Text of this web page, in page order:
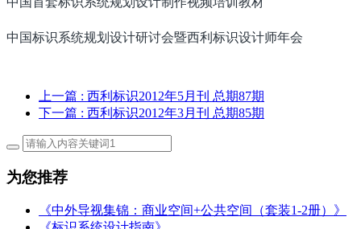
中国标识系统规划设计研讨会暨西利标识设计师年会
上一篇 : 西利标识2012年5月刊 总期87期
下一篇 : 西利标识2012年3月刊 总期85期
为您推荐
《中外导视集锦：商业空间+公共空间（套装1-2册）》